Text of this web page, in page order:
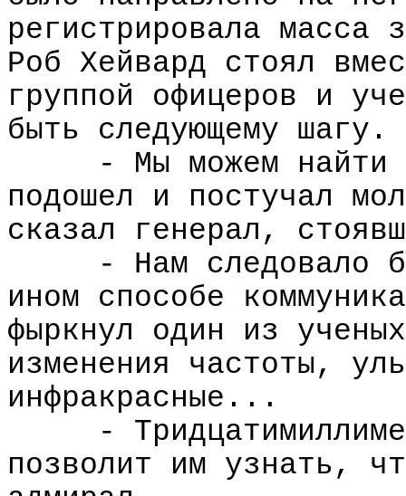
регистрировала масса
Роб Хейвард стоял
группой офицеров и
быть следующему шагу.
- Мы можем найти
подошел и постучал
сказал генерал,
- Нам следовало
ином способе
фыркнул один из
изменения частоты,
инфракрасные...
-
позволит им узнать,